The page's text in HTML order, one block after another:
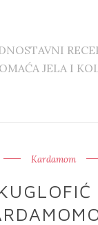
JELA I
Kardamom